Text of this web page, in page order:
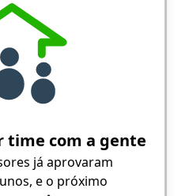
time com a gente
já aprovaram
e o próximo